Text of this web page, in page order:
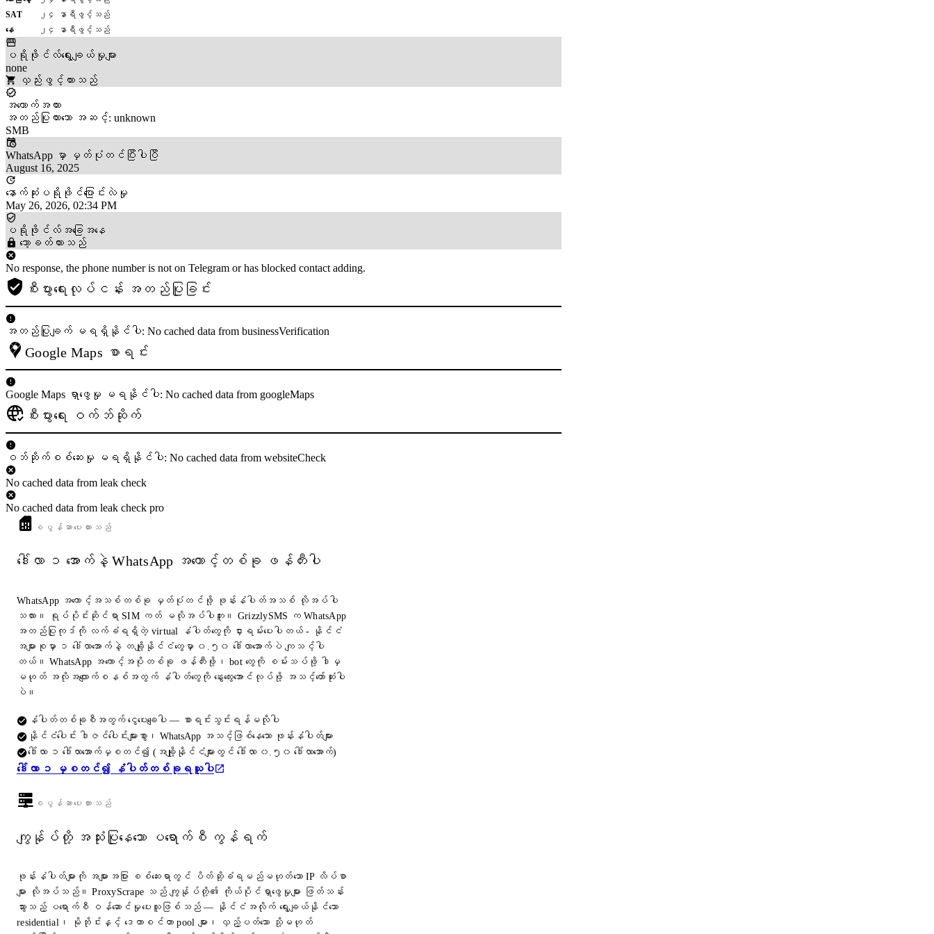
SAT
၂၄ နာရီဖွင့်သည်
နေ
၂၄ နာရီဖွင့်သည်
ပရိုဖိုင်လ်ရွေးချယ်မှုများ
none
လှည်းဖွင့်ထားသည်
အထောက်အထား
အတည်ပြုထားသော အဆင့်: unknown
SMB
WhatsApp မှာ မှတ်ပုံတင်ပြီးပါပြီ
August 16, 2025
နောက်ဆုံးပရိုဖိုင်ပြောင်းလဲမှု
May 26, 2026, 02:34 PM
ပရိုဖိုင်လ်အခြေအနေ
သော့ခတ်ထားသည်
No response, the phone number is not on Telegram or has blocked contact adding.
စီးပွားရေးလုပ်ငန်း အတည်ပြုခြင်း
အတည်ပြုချက် မရရှိနိုင်ပါ: No cached data from businessVerification
Google Maps စာရင်း
Google Maps ရှာဖွေမှု မရနိုင်ပါ: No cached data from googleMaps
စီးပွားရေး ဝက်ဘ်ဆိုက်
ဝဘ်ဆိုက်စစ်ဆေးမှု မရရှိနိုင်ပါ: No cached data from websiteCheck
No cached data from leak check
No cached data from leak check pro
စပွန်ဆာပေးထားသည်
ဒေါ်လာ ၁ အောက်နဲ့ WhatsApp အကောင့်တစ်ခု ဖန်တီးပါ
WhatsApp အကောင့်အသစ်တစ်ခု မှတ်ပုံတင်ဖို့ ဖုန်းနံပါတ်အသစ် လိုအပ်ပါ
သလား။ ရုပ်ပိုင်းဆိုင်ရာ SIM ကတ် မလိုအပ်ပါဘူး။ GrizzlySMS က WhatsApp
အတည်ပြုကုဒ်ကို လက်ခံရရှိတဲ့ virtual နံပါတ်တွေကို ငှားရမ်းပေးပါတယ် - နိုင်ငံ
အများစုမှာ ၁ ဒေါ်လာအောက်နဲ့ တချို့နိုင်ငံတွေမှာ ၀.၅၀ ဒေါ်လာအောက်ပဲ ကျသင့်ပါ
တယ်။ WhatsApp အကောင့်အပိုတစ်ခု ဖန်တီးဖို့၊ bot တွေကို စမ်းသပ်ဖို့ ဒါမှ
မဟုတ် အလိုအလျောက်စနစ်အတွက် နံပါတ်တွေကို နွေးထွေးအောင်လုပ်ဖို့ အသင့်တော်ဆုံးပါ
ပဲ။
နံပါတ်တစ်ခုစီအတွက် ငွေပေးချေပါ — စာရင်းသွင်းရန်မလိုပါ
နိုင်ငံပေါင်း ဒါဇင်ပေါင်းများစွာ၊ WhatsApp အသင့်ဖြစ်နေသော ဖုန်းနံပါတ်များ
ဒေါ်လာ ၁ ဒေါ်လာအောက်မှစတင်၍ (အချို့နိုင်ငံများတွင် ဒေါ်လာ ၀.၅၀ ဒေါ်လာအောက်)
ဒေါ်လာ ၁ မှစတင်၍ နံပါတ်တစ်ခုရယူပါ
စပွန်ဆာပေးထားသည်
ကျွန်ုပ်တို့ အသုံးပြုနေသော ပရောက်စီ ကွန်ရက်
ဖုန်းနံပါတ်များကို အများအပြား စစ်ဆေးရာတွင် ပိတ်ဆို့ခံရမည်မဟုတ်သော IP လိပ်စာ
များ လိုအပ်သည်။ ProxyScrape သည် ကျွန်ုပ်တို့၏ ကိုယ်ပိုင်ရှာဖွေမှုများ ဖြတ်သန်း
သွားသည့် ပရောက်စီ ဝန်ဆောင်မှုပေးသူဖြစ်သည် — နိုင်ငံအလိုက် ရွေးချယ်နိုင်သော
residential၊ မိုဘိုင်းနှင့် ဒေတာစင်တာ pool များ၊ လှည့်ပတ်သော သို့မဟုတ်